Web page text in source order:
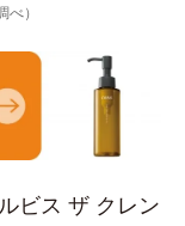
）
ビス ザ クレン